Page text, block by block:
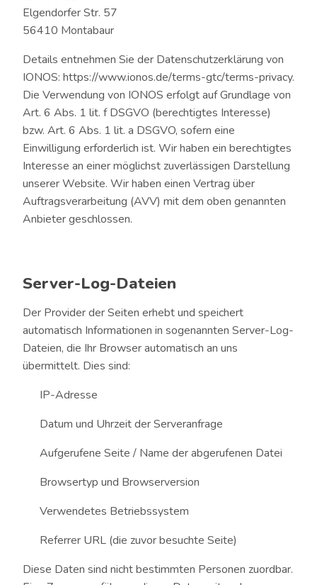
Elgendorfer Str. 57
56410 Montabaur
Details entnehmen Sie der Datenschutzerklärung von
IONOS: https://www.ionos.de/terms-gtc/terms-privacy.
Die Verwendung von IONOS erfolgt auf Grundlage von
Art. 6 Abs. 1 lit. f DSGVO (berechtigtes Interesse)
bzw. Art. 6 Abs. 1 lit. a DSGVO, sofern eine
Einwilligung erforderlich ist. Wir haben ein berechtigtes
Interesse an einer möglichst zuverlässigen Darstellung
unserer Website. Wir haben einen Vertrag über
Auftragsverarbeitung (AVV) mit dem oben genannten
Anbieter geschlossen.
Server-Log-Dateien
Der Provider der Seiten erhebt und speichert
automatisch Informationen in sogenannten Server-Log-
Dateien, die Ihr Browser automatisch an uns
übermittelt. Dies sind:
IP-Adresse
Datum und Uhrzeit der Serveranfrage
Aufgerufene Seite / Name der abgerufenen Datei
Browsertyp und Browserversion
Verwendetes Betriebssystem
Referrer URL (die zuvor besuchte Seite)
Diese Daten sind nicht bestimmten Personen zuordbar.